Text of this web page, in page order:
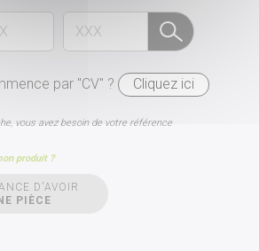
par "CV" ? Cliquez ici
vous avez besoin de votre référence
produit ?
D'AVOIR
PIÈCE